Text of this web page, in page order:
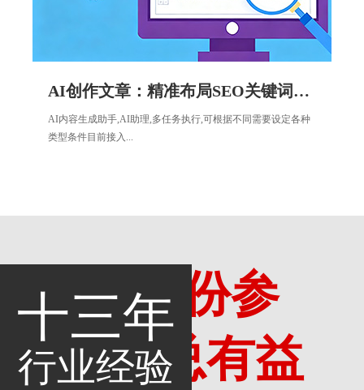
AI创作文章：精准布局SEO关键词提升网站权重
AI内容生成助手,AI助理,多任务执行,可根据不同需要设定各种
类型条件目前接入...
十三年
行业经验
多一份参
考，总有益